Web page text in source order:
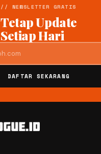
// NEWSLETTER GRATIS
Tetap Update
Setiap Hari
DAFTAR SEKARANG